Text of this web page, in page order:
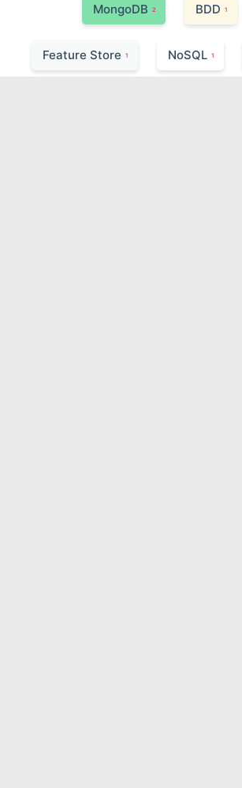
MongoDB 2 BDD 1
Feature Store 1 NoSQL 1